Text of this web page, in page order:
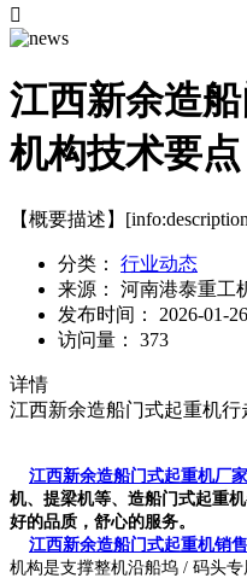

江西新余造
机构技术要点
【概要描述】 [info:description
分类：
行业动态
来源：
河南港泰重工
发布时间：
2026-01-26
访问量：
373
详情
江西新余造船门式起重机行
江西新余造船门式起重机厂家
机、提梁机等、造船门式起重
好的品质，舒心的服务。
江西新余造船门式起重机销
机构是支撑整机沿船坞 / 码头